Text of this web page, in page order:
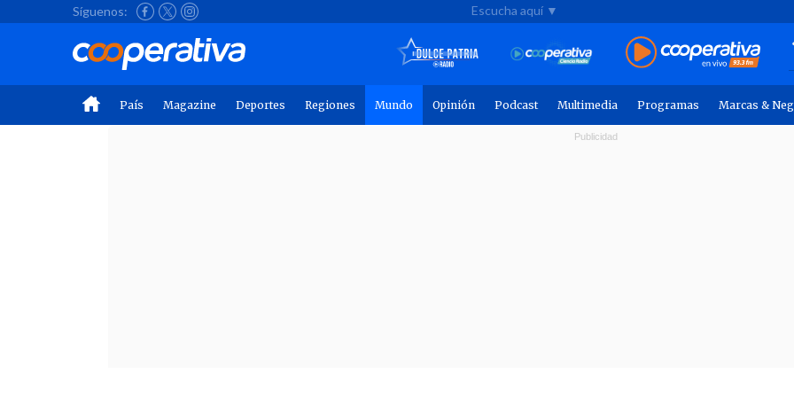
Síguenos: Escucha aquí ▼
País Magazine Deportes Regiones Mundo Opinión Podcast Multimedia Programas Marcas &